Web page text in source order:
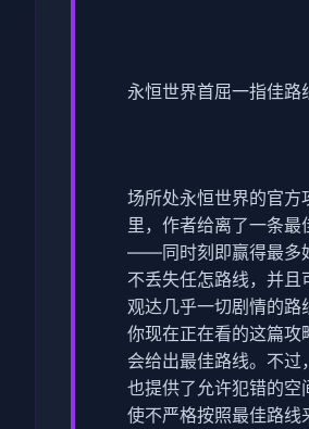
永恒世界首屈一指佳路
场所处永恒世界的官方
里，作者给离了一条最
——同时刻即赢得最多
不丢失任怎路线，并且
观达几乎一切剧情的路
你现在正在看的这篇攻
会给出最佳路线。不过
也提供了允许犯错的空
使不严格按照最佳路线